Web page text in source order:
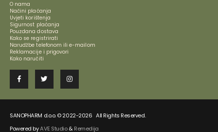
O nama
Načini plaćanja
Uvjeti korištenja
Sigurnost plaćanja
Pouzdana dostava
Kako se registrirati
Narudžbe telefonom ili e-mailom
Reklamacije i prigovori
Kako naručiti
SANOPHARM d.o.o. © 2022-2026 All Rights Reserved.
Powered byAVE Studio&Remedija